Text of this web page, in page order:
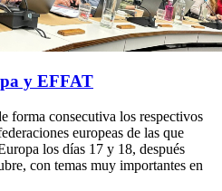
y EFFAT
forma consecutiva los respectivos
europeas de las que
los días 17 y 18, después
con temas muy importantes en